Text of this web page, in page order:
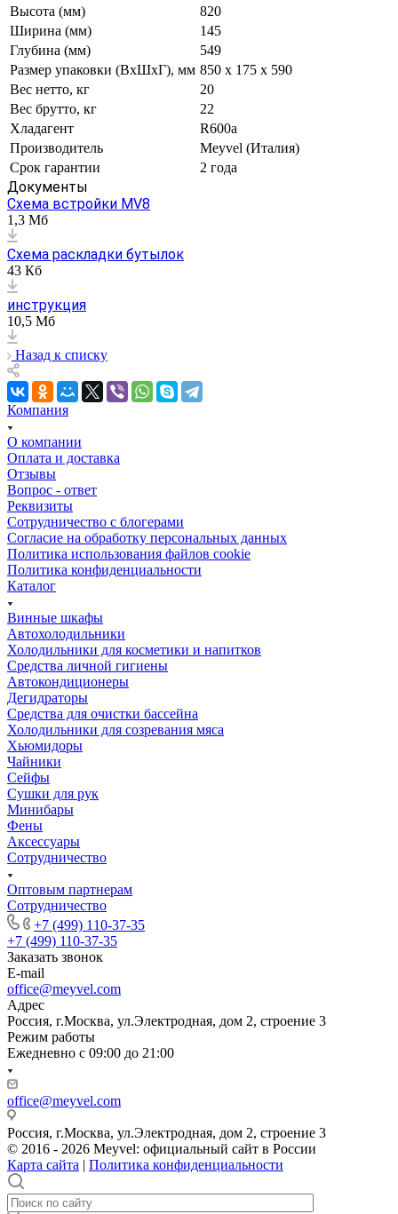
Высота (мм)
820
Ширина (мм)
145
Глубина (мм)
549
Размер упаковки (ВxШxГ), мм 850 х 175 х 590
Вес нетто, кг
20
Вес брутто, кг
22
Хладагент
R600a
Производитель
Meyvel (Италия)
Срок гарантии
2 года
Документы
Схема встройки MV8
1,3 Мб
Схема раскладки бутылок
43 Кб
инструкция
10,5 Мб
Назад к списку
Компания
О компании
Оплата и доставка
Отзывы
Вопрос - ответ
Реквизиты
Сотрудничество с блогерами
Согласие на обработку персональных данных
Политика использования файлов cookie
Политика конфиденциальности
Каталог
Винные шкафы
Автохолодильники
Холодильники для косметики и напитков
Cредства личной гигиены
Автокондиционеры
Дегидраторы
Средства для очистки бассейна
Холодильники для созревания мяса
Хьюмидоры
Чайники
Сейфы
Сушки для рук
Минибары
Фены
Аксессуары
Сотрудничество
Оптовым партнерам
Сотрудничество
+7 (499) 110-37-35
+7 (499) 110-37-35
Заказать звонок
E-mail
office@meyvel.com
Адрес
Россия, г.Москва, ул.Электродная, дом 2, строение 3
Режим работы
Ежедневно с 09:00 до 21:00
office@meyvel.com
Россия, г.Москва, ул.Электродная, дом 2, строение 3
© 2016 - 2026 Meyvel: официальный сайт в России
Карта сайта | Политика конфиденциальности